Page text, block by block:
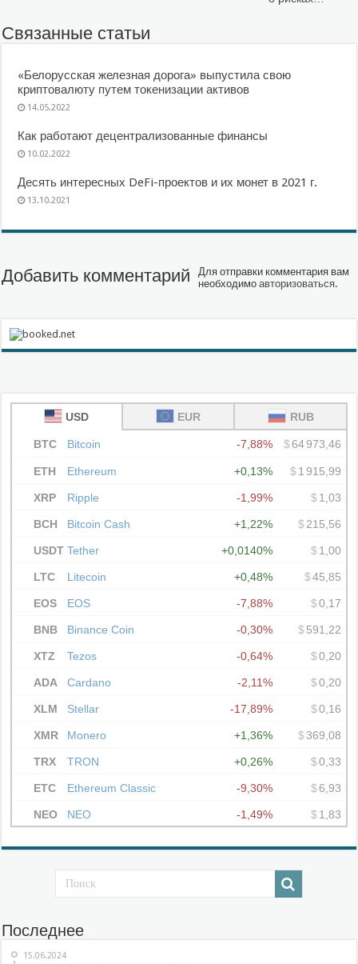
Связанные статьи
«Белорусская железная дорога» выпустила свою
криптовалюту путем токенизации активов
14.05.2022
Как работают децентрализованные финансы
10.02.2022
Десять интересных DeFi-проектов и их монет в 2021 г.
13.10.2021
Добавить комментарий
Для отправки комментария вам
необходимоавторизоваться.
Последнее
15.06.2024